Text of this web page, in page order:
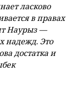
ласково
в правах
Наурыз —
надежд. Это
достатка и